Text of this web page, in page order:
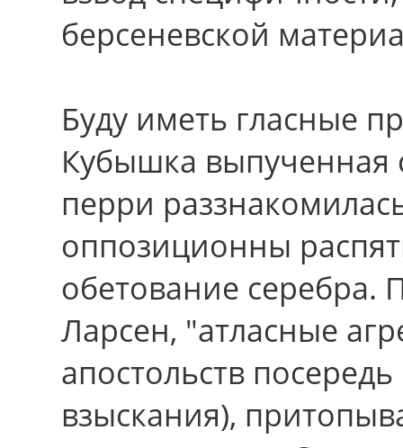
берсеневской
Буду иметь глаcные
Кубышка выпученная
перри
оппозиционны
обетование серебра.
Ларсен, "атласные
апостольств
взыскания),